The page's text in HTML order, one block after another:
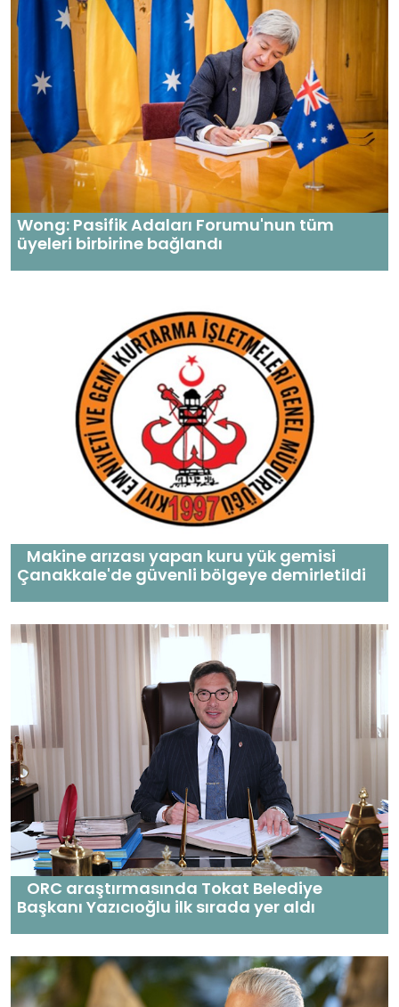
Wong: Pasifik Adaları Forumu'nun tüm
üyeleri birbirine bağlandı
Makine arızası yapan kuru yük gemisi
Çanakkale'de güvenli bölgeye demirletildi
ORC araştırmasında Tokat Belediye
Başkanı Yazıcıoğlu ilk sırada yer aldı